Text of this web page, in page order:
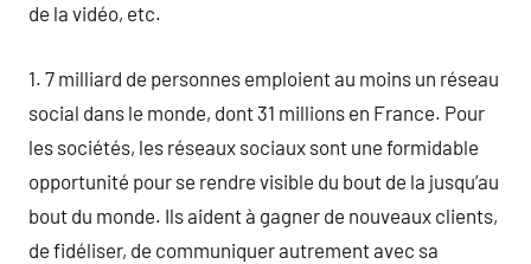
de la vidéo, etc.
1. 7 milliard de personnes emploient au moins un réseau
social dans le monde, dont 31 millions en France. Pour
les sociétés, les réseaux sociaux sont une formidable
opportunité pour se rendre visible du bout de la jusqu’au
bout du monde. Ils aident à gagner de nouveaux clients,
de fidéliser, de communiquer autrement avec sa